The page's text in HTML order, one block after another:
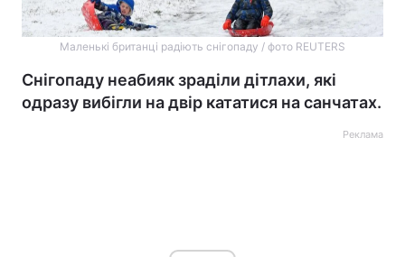
Маленькі британці радіють снігопаду / фото REUTERS
Снігопаду неабияк зраділи дітлахи, які
одразу вибігли на двір кататися на санчатах.
Реклама